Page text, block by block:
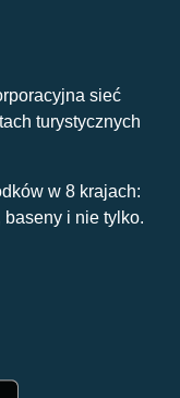
sieć
turystycznych
w 8 krajach:
i nie tylko.